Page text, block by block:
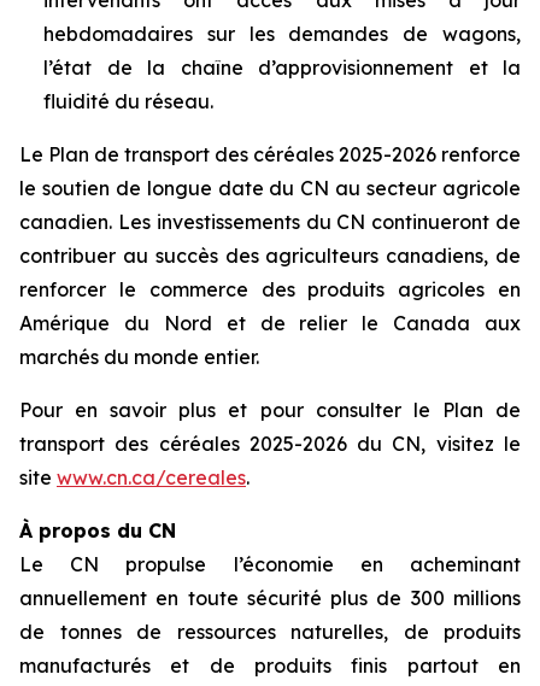
hebdomadaires sur les demandes de wagons,
l’état de la chaîne d’approvisionnement et la
fluidité du réseau.
Le Plan de transport des céréales 2025-2026 renforce
le soutien de longue date du CN au secteur agricole
canadien. Les investissements du CN continueront de
contribuer au succès des agriculteurs canadiens, de
renforcer le commerce des produits agricoles en
Amérique du Nord et de relier le Canada aux
marchés du monde entier.
Pour en savoir plus et pour consulter le Plan de
transport des céréales 2025-2026 du CN, visitez le
site www.cn.ca/cereales.
À propos du CN
Le CN propulse l’économie en acheminant
annuellement en toute sécurité plus de 300 millions
de tonnes de ressources naturelles, de produits
manufacturés et de produits finis partout en